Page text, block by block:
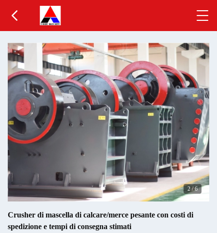
2/6
Crusher di mascella di calcare/merce pesante con costi di
spedizione e tempi di consegna stimati